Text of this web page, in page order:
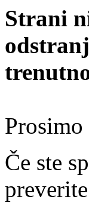
Strani
Prosimo
Če ste